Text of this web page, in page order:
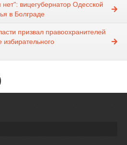
нет": вицегубернатор Одесской
в Болграде
призвал правоохранителей
избирательного